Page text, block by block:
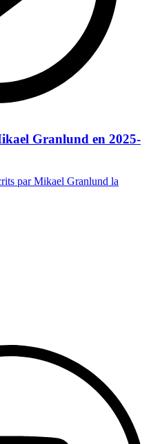
Granlund en 2025-
par Mikael Granlund la